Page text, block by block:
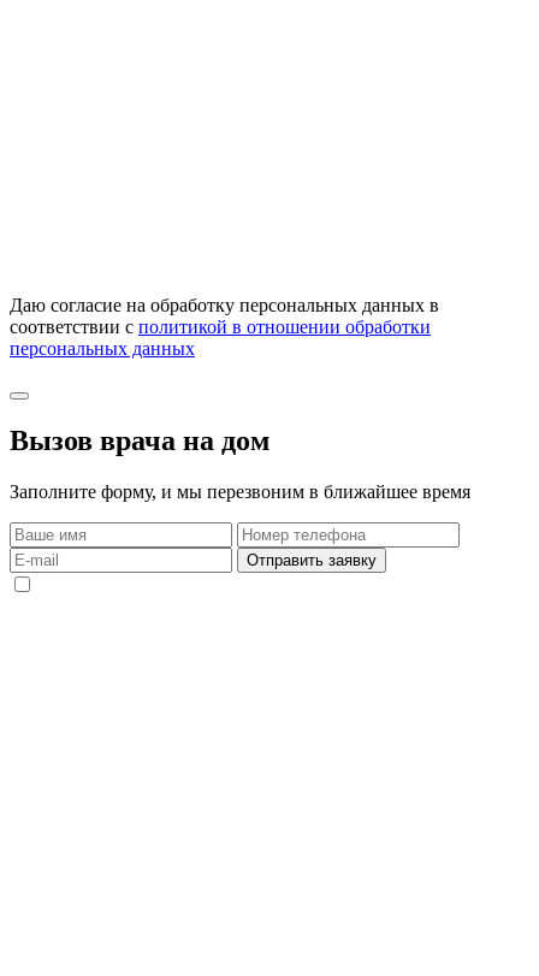
Даю согласие на обработку персональных данных в
соответствии с политикой в отношении обработки
персональных данных
Вызов врача на дом
Заполните форму, и мы перезвоним в ближайшее время